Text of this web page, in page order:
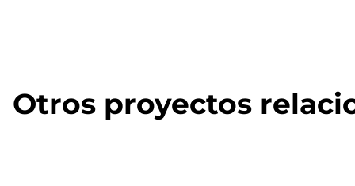
Otros proyectos